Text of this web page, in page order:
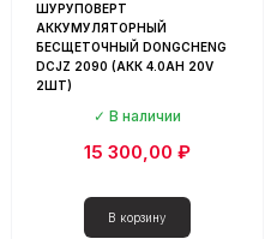
ШУРУПОВЕРТ
АККУМУЛЯТОРНЫЙ
БЕСЩЕТОЧНЫЙ DONGCHENG
DCJZ 2090 (АКК 4.0AH 20V
2ШТ)
В наличии
15 300,00 ₽